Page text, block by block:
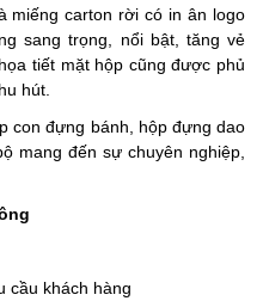
miếng carton rời có in ân logo
sang trọng, nổi bật, tăng vẻ
tiết mặt hộp cũng được phủ
hút.
con đựng bánh, hộp đựng dao
mang đến sự chuyên nghiệp,
cầu khách hàng